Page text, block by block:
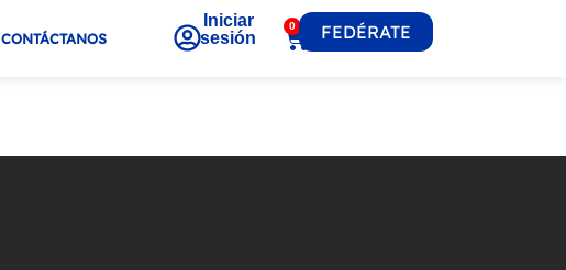
CONTÁCTANOS
Iniciar
sesión
0 FEDÉRATE